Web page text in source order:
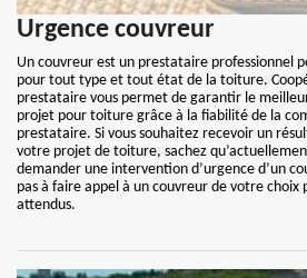
Urgence couvreur
Un couvreur est un prestataire professionnel
pour tout type et tout état de la toiture.
prestataire vous permet de garantir le
projet pour toiture grâce à la fiabilité de la
prestataire. Si vous souhaitez recevoir un
votre projet de toiture, sachez
demander une intervention d’urgence d’un
pas à faire appel à un couvreur de votre choix
attendus.